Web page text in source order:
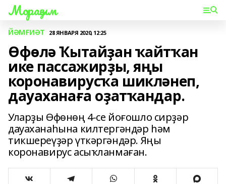
Мораҙым
ЙӘМҒИӘТ 28 ЯНВАРЯ 2020, 12:25
Өфөлә Ҡытайҙан ҡайтҡан
ике пассажирҙы, яңы
коронавирусҡа шикләнеп,
дауаханаға оҙатҡандар.
Уларҙы Өфөнөң 4-се йоғошло сирҙәр
дауаханаһына килтергәндәр һәм
тикшереүҙәр үткәргәндәр. Яңы
коронавирус асыҡланмаған.